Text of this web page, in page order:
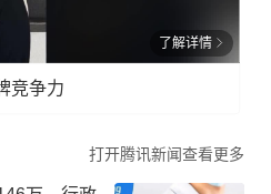
了解详情
竞争力
打开腾讯新闻查看更多